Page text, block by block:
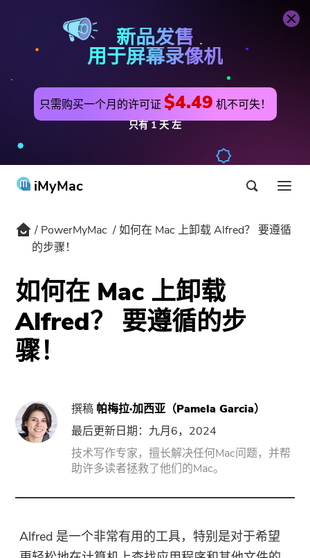
新品发售
用于屏幕录像机
只需购买一个月的许可证$4.49 机不可失！
只有1 天左
iMyMac
产品与解决方案
最热
PowerMyMac
屏幕录影大师
PDF压缩机
免费视频转换器
支持
PowerMyMac
PowerMyMac
如何在 Mac 上卸载 Alfred？ 要遵循
的步骤！
如何在 Mac 上卸载
Alfred？ 要遵循的步
骤！
撰稿 帕梅拉·加西亚（Pamela Garcia）
最后更新日期：九月6，2024
技术写作专家，擅长解决任何Mac问题，并帮
助许多读者拯救了他们的Mac。
Alfred 是一个非常有用的工具，特别是对于希望